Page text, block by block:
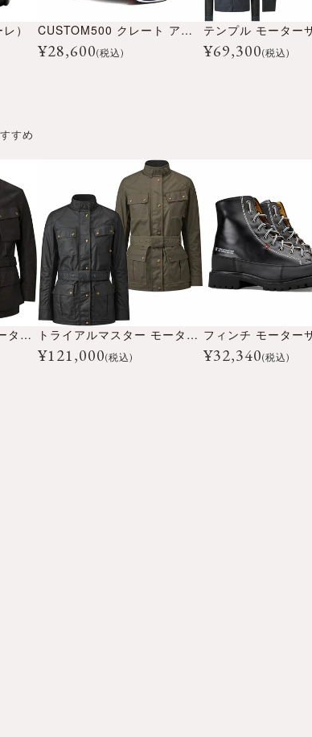
） CUSTOM500 クレート アイスブルー
¥28,600(税込) ¥69,300(税込)
すめ
トライアルマスター モーターサイクル ジャケット トライアルマスター モーターサイクル ジャケット ウーマン
¥121,000(税込) ¥32,340(税込)